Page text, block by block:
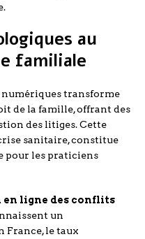
au
familiale
transforme
de la famille, offrant des
des litiges. Cette
sanitaire, constitue
pour les praticiens
ligne des conflits
un
France, le taux